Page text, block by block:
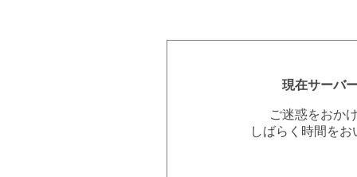
現在サーバ
ご迷惑をおか
しばらく時間を